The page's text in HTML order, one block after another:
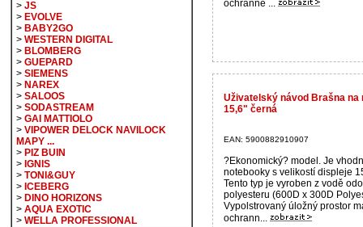
ochranné ...
Uživatelský návod Brašna na
15,6" černá
EAN: 5900882910907
?Ekonomický? model. Je
notebooky s velikostí displeje
Tento typ je vyroben z vodě
polyesteru (600D x 300D
Vypolstrovaný úložný prostor
ochrann...
> JS
> EVOLVE
> BABY2GO
> WESTERN DIGITAL
> BLOMBERG
> GUEPARD
> SIEMENS
> NAREX
> SALOOS
> SODASTREAM
> GAI MATTIOLO
> VIPOWER DELOCK NAVILOCK
MAPY ...
> PIZ BUIN
> IGNIS
> TONI&GUY
> ICEBERG
> DINO HORIZONS
> AQUA EXOTIC
> WELLA PROFESSIONAL